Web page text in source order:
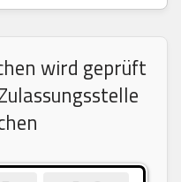
wird geprüft